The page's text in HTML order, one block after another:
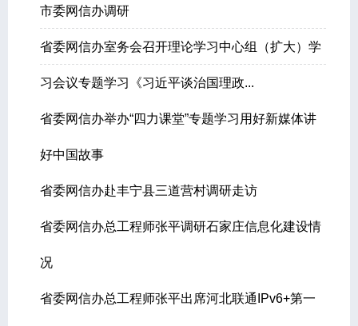
市委网信办调研
省委网信办室务会召开理论学习中心组（扩大）学
习会议专题学习《习近平谈治国理政...
省委网信办举办“四力课堂”专题学习用好新媒体讲
好中国故事
省委网信办赴丰宁县三道营村调研走访
省委网信办总工程师张平调研石家庄信息化建设情
况
省委网信办总工程师张平出席河北联通IPv6+第一